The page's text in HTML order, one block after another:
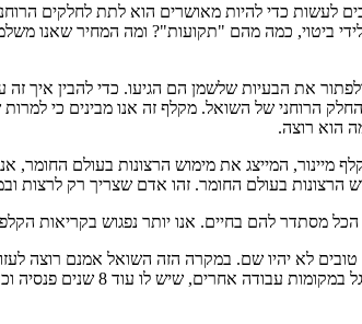
לעשות כדי להיות מאושרים הוא לתת לחלקים
ביטוי, כמה מהם "תקועות"? ומה המחיר שאנו
את הבעיות שלשמן הם הגיעו. כדי להבין איך
הרוחני של השואל. מקלף זה אנו מבינים כי
המייצג את מימוש הרצונות בעולם החומר, אנו
הרצונות בעולם החומר. זהו אדם שצריך רק
מסתדר להם בחיים. אנו יותר נפגוש בקריאות
בקלף כדי להבין שדברים טובים לא יהיו שם. במקרה הזה השואל
מגיע הביתה ושם יש לו לאישה, ילדים, חברים ויועצים אחרים החרדים